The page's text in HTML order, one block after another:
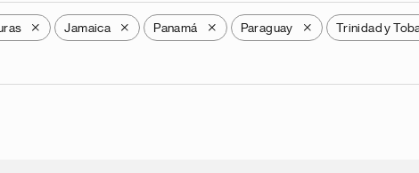
X Jamaica X Panamá X Paraguay X Trinidad y